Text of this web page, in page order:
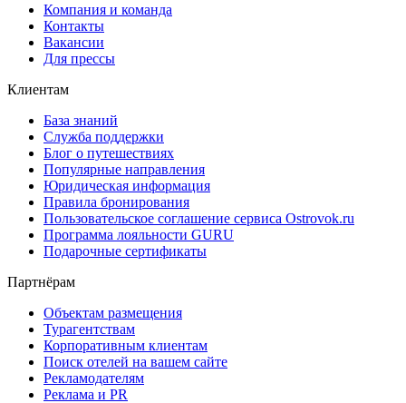
Компания и команда
Контакты
Вакансии
Для прессы
Клиентам
База знаний
Служба поддержки
Блог о путешествиях
Популярные направления
Юридическая информация
Правила бронирования
Пользовательское соглашение сервиса Ostrovok.ru
Программа лояльности GURU
Подарочные сертификаты
Партнёрам
Объектам размещения
Турагентствам
Корпоративным клиентам
Поиск отелей на вашем сайте
Рекламодателям
Реклама и PR